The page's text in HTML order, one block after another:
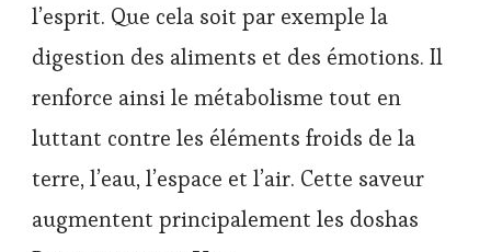
l’esprit. Que cela soit par exemple la
digestion des aliments et des émotions. Il
renforce ainsi le métabolisme tout en
luttant contre les éléments froids de la
terre, l’eau, l’espace et l’air. Cette saveur
augmentent principalement les doshas